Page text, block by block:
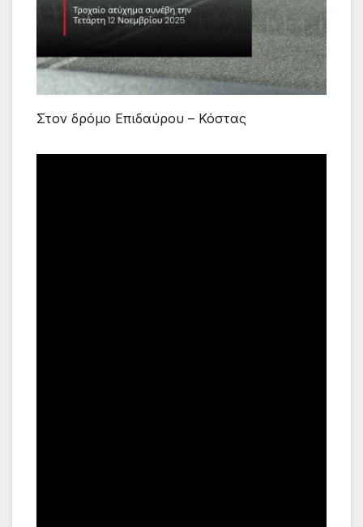
Στον δρόμο Επιδαύρου – Κόστας